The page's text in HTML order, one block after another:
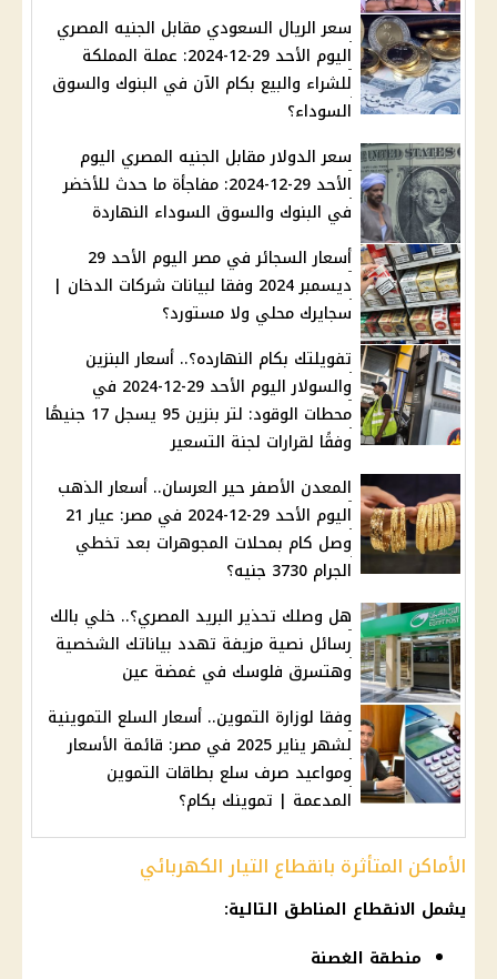
سعر الريال السعودي مقابل الجنيه المصري
اليوم الأحد 29-12-2024: عملة المملكة
للشراء والبيع بكام الآن في البنوك والسوق
السوداء؟
سعر الدولار مقابل الجنيه المصري اليوم
الأحد 29-12-2024: مفاجأة ما حدث للأخضر
في البنوك والسوق السوداء النهاردة
أسعار السجائر في مصر اليوم الأحد 29
ديسمبر 2024 وفقا لبيانات شركات الدخان |
سجايرك محلي ولا مستورد؟
تفويلتك بكام النهارده؟.. أسعار البنزين
والسولار اليوم الأحد 29-12-2024 في
محطات الوقود: لتر بنزين 95 يسجل 17 جنيهًا
وفقًا لقرارات لجنة التسعير
المعدن الأصفر حير العرسان.. أسعار الذهب
اليوم الأحد 29-12-2024 في مصر: عيار 21
وصل كام بمحلات المجوهرات بعد تخطي
الجرام 3730 جنيه؟
هل وصلك تحذير البريد المصري؟.. خلي بالك
رسائل نصية مزيفة تهدد بياناتك الشخصية
وهتسرق فلوسك في غمضة عين
وفقا لوزارة التموين.. أسعار السلع التموينية
لشهر يناير 2025 في مصر: قائمة الأسعار
ومواعيد صرف سلع بطاقات التموين
المدعمة | تموينك بكام؟
الأماكن المتأثرة بانقطاع التيار الكهربائي
يشمل الانقطاع المناطق التالية:
منطقة الغصنة